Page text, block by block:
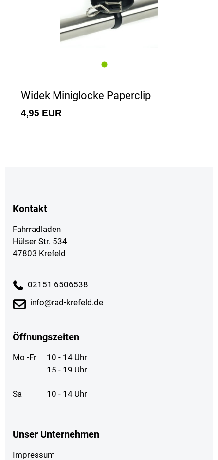
Widek Miniglocke Paperclip
4,95 EUR
Kontakt
Fahrradladen
Hülser Str. 534
47803 Krefeld
02151 6506538
info@rad-krefeld.de
Öffnungszeiten
Mo -Fr
10 - 14 Uhr
15 - 19 Uhr
Sa 10 - 14 Uhr
Unser Unternehmen
Impressum